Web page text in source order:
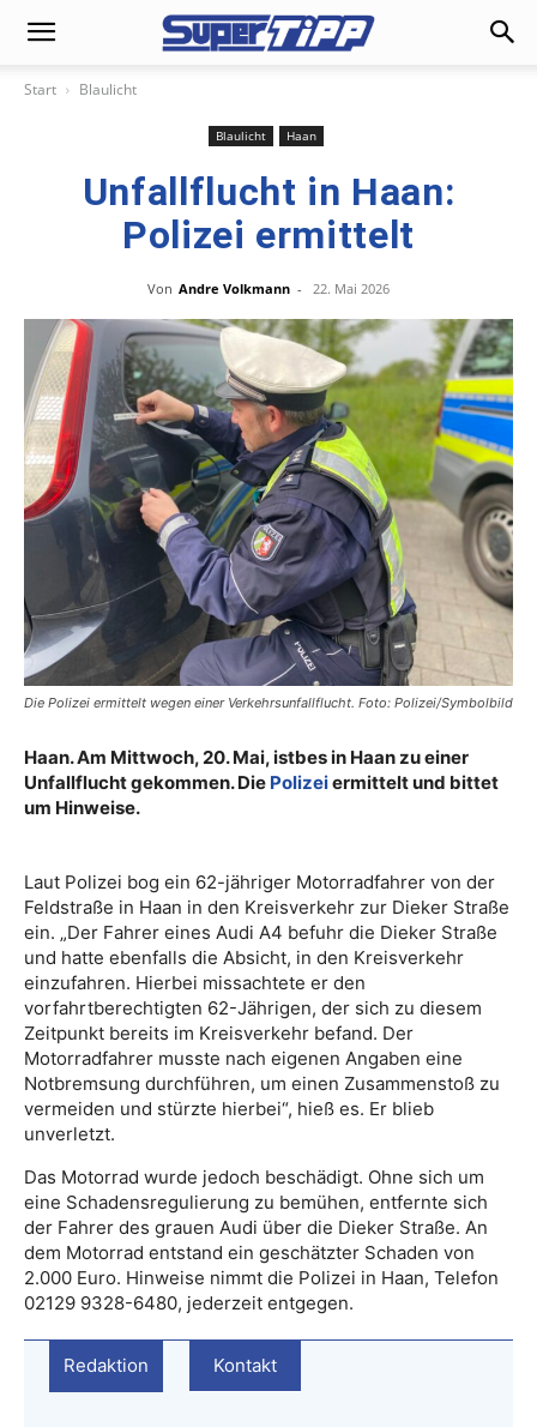
Start Blaulicht
Blaulicht Haan
Unfallflucht in Haan:
Polizei ermittelt
Von Andre Volkmann - 22. Mai 2026
Die Polizei ermittelt wegen einer Verkehrsunfallflucht. Foto: Polizei/Symbolbild
Haan. Am Mittwoch, 20. Mai, istbes in Haan zu einer
Unfallflucht gekommen. Die Polizeiermittelt und bittet
um Hinweise.
Laut Polizei bog ein 62-jähriger Motorradfahrer von der
Feldstraße in Haan in den Kreisverkehr zur Dieker Straße
ein. „Der Fahrer eines Audi A4 befuhr die Dieker Straße
und hatte ebenfalls die Absicht, in den Kreisverkehr
einzufahren. Hierbei missachtete er den
vorfahrtberechtigten 62-Jährigen, der sich zu diesem
Zeitpunkt bereits im Kreisverkehr befand. Der
Motorradfahrer musste nach eigenen Angaben eine
Notbremsung durchführen, um einen Zusammenstoß zu
vermeiden und stürzte hierbei“, hieß es. Er blieb
unverletzt.
Das Motorrad wurde jedoch beschädigt. Ohne sich um
eine Schadensregulierung zu bemühen, entfernte sich
der Fahrer des grauen Audi über die Dieker Straße. An
dem Motorrad entstand ein geschätzter Schaden von
2.000 Euro. Hinweise nimmt die Polizei in Haan, Telefon
02129 9328-6480, jederzeit entgegen.
Redaktion Kontakt